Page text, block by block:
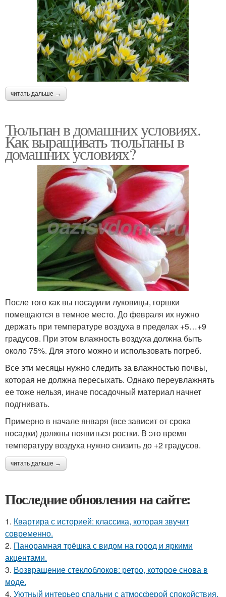
читать дальше →
Тюльпан в домашних условиях.
Как выращивать тюльпаны в
домашних условиях?
После того как вы посадили луковицы, горшки
помещаются в темное место. До февраля их нужно
держать при температуре воздуха в пределах +5…+9
градусов. При этом влажность воздуха должна быть
около 75%. Для этого можно и использовать погреб.
Все эти месяцы нужно следить за влажностью почвы,
которая не должна пересыхать. Однако переувлажнять
ее тоже нельзя, иначе посадочный материал начнет
подгнивать.
Примерно в начале января (все зависит от срока
посадки) должны появиться ростки. В это время
температуру воздуха нужно снизить до +2 градусов.
читать дальше →
Последние обновления на сайте:
1. Квартира с историей: классика, которая звучит
современно.
2. Панорамная трёшка с видом на город и яркими
акцентами.
3. Возвращение стеклоблоков: ретро, которое снова в
моде.
4. Уютный интерьер спальни с атмосферой спокойствия.